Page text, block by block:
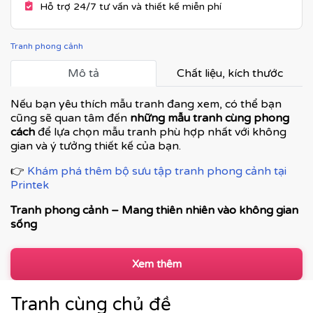
Hỗ trợ 24/7 tư vấn và thiết kế miễn phí
Tranh phong cảnh
Mô tả Chất liệu, kích thước
Nếu bạn yêu thích mẫu tranh đang xem, có thể bạn
cũng sẽ quan tâm đến những mẫu tranh cùng phong
cách để lựa chọn mẫu tranh phù hợp nhất với không
gian và ý tưởng thiết kế của bạn.
👉 Khám phá thêm bộ sưu tập tranh phong cảnh tại
Printek
Tranh phong cảnh – Mang thiên nhiên vào không gian
sống
Tranh phong cảnh là dòng tranh trang trí được ưa
chuộng nhờ khả năng tái hiện vẻ đẹp của thiên nhiên,
tạo cảm giác thư thái, rộng mở và cân bằng cảm xúc. Từ
thiên nhiên trừu tượng, mỗi bức tranh không chỉ làm
Xem thêm
Tranh cùng chủ đề